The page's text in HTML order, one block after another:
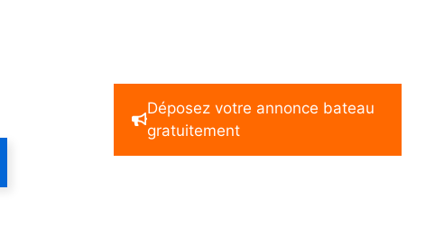
Déposez votre annonce bateau
gratuitement